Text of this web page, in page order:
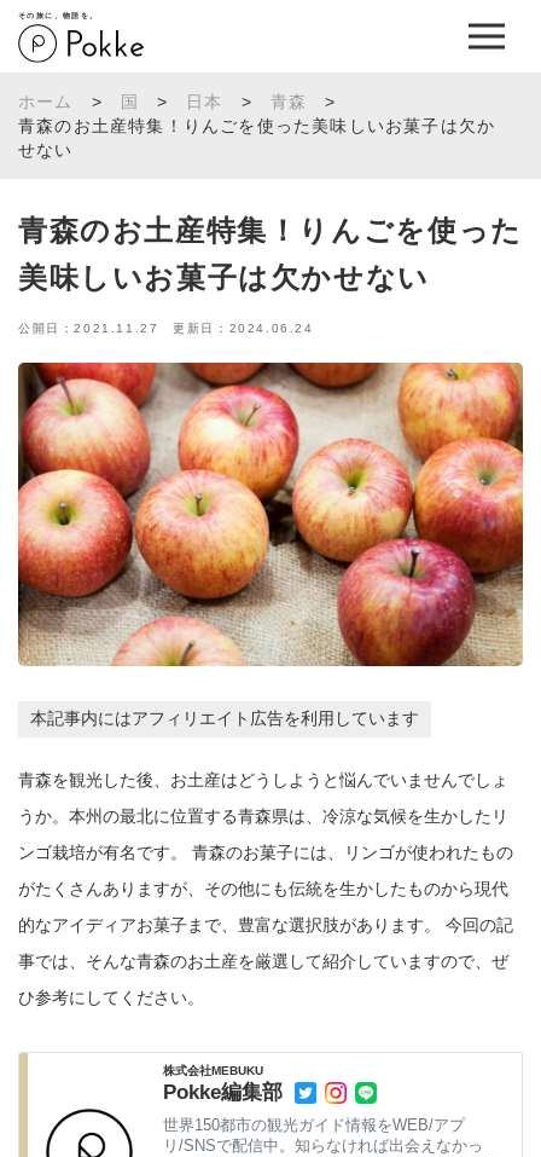
その旅に、物語を。
ホーム > 国 > 日本 > 青森
>
青森のお土産特集！りんごを使った美味しいお菓子は欠か
せない
青森のお土産特集！りんごを使った
美味しいお菓子は欠かせない
公開日：2021.11.27 更新日：2024.06.24
本記事内にはアフィリエイト広告を利用しています
青森を観光した後、お土産はどうしようと悩んでいませんでしょ
うか。本州の最北に位置する青森県は、冷涼な気候を生かしたリ
ンゴ栽培が有名です。 青森のお菓子には、リンゴが使われたもの
がたくさんありますが、その他にも伝統を生かしたものから現代
的なアイディアお菓子まで、豊富な選択肢があります。 今回の記
事では、そんな青森のお土産を厳選して紹介していますので、ぜ
ひ参考にしてください。
株式会社MEBUKU
Pokke編集部
世界150都市の観光ガイド情報をWEB/アプ
リ/SNSで配信中。知らなければ出会えなかっ